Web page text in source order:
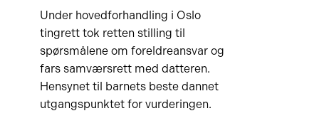
Under hovedforhandling i Oslo
tingrett tok retten stilling til
spørsmålene om foreldreansvar og
fars samværsrett med datteren.
Hensynet til barnets beste dannet
utgangspunktet for vurderingen.